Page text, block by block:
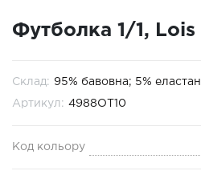
Футболка 1/1, Lois
Склад: 95% бавовна; 5% еластан
Артикул: 4988ОТ10
Код кольору